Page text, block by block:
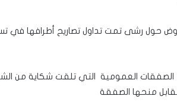
حول رشى تمت تداول تصاريح أطرافها في
الصفقات العمومية التي تلقت شكاية من
منحها الصفقة